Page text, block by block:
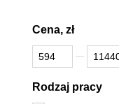
Cena, zł
Od Cena, zł
Do Cena, zł
Rodzaj pracy